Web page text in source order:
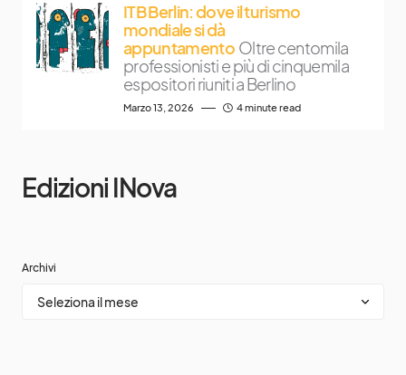
ITB Berlin: dove il turismo
mondiale si dà
appuntamento Oltre centomila
professionisti e più di cinquemila
espositori riuniti a Berlino
Marzo 13, 2026 4 minute read
Edizioni INova
Archivi